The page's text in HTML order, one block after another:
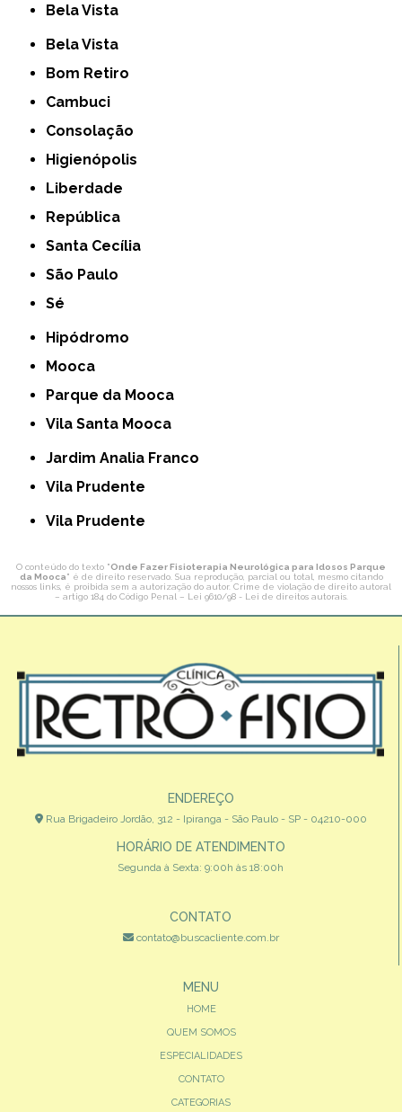
Bela Vista
Bela Vista
Bom Retiro
Cambuci
Consolação
Higienópolis
Liberdade
República
Santa Cecília
São Paulo
Sé
Hipódromo
Mooca
Parque da Mooca
Vila Santa Mooca
Jardim Analia Franco
Vila Prudente
Vila Prudente
O conteúdo do texto "Onde Fazer Fisioterapia Neurológica para Idosos Parque
da Mooca" é de direito reservado. Sua reprodução, parcial ou total, mesmo citando
nossos links, é proibida sem a autorização do autor. Crime de violação de direito autoral
– artigo 184 do Código Penal – Lei 9610/98 - Lei de direitos autorais.
ENDEREÇO
Rua Brigadeiro Jordão, 312 - Ipiranga - São Paulo - SP - 04210-000
HORÁRIO DE ATENDIMENTO
Segunda à Sexta: 9:00h às 18:00h
CONTATO
contato@buscacliente.com.br
MENU
HOME
QUEM SOMOS
ESPECIALIDADES
CONTATO
CATEGORIAS